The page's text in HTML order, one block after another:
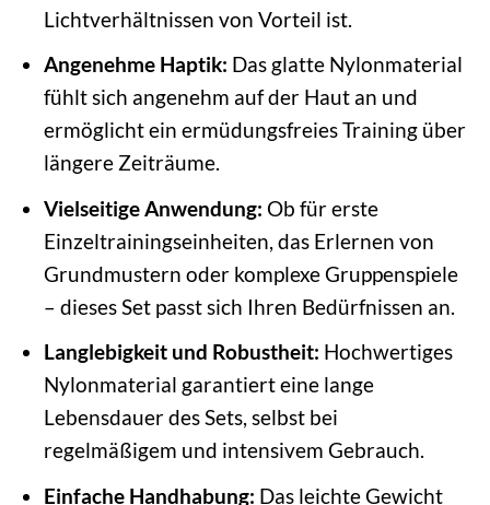
Lichtverhältnissen von Vorteil ist.
Angenehme Haptik: Das glatte Nylonmaterial
fühlt sich angenehm auf der Haut an und
ermöglicht ein ermüdungsfreies Training über
längere Zeiträume.
Vielseitige Anwendung: Ob für erste
Einzeltrainingseinheiten, das Erlernen von
Grundmustern oder komplexe Gruppenspiele
– dieses Set passt sich Ihren Bedürfnissen an.
Langlebigkeit und Robustheit: Hochwertiges
Nylonmaterial garantiert eine lange
Lebensdauer des Sets, selbst bei
regelmäßigem und intensivem Gebrauch.
Einfache Handhabung: Das leichte Gewicht